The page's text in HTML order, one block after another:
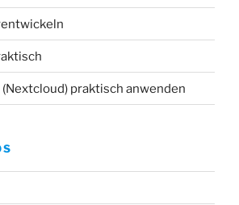
praktisch anwenden